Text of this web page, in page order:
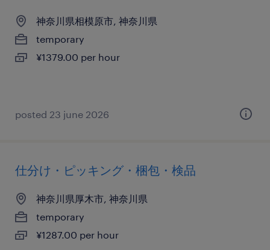
神奈川県相模原市, 神奈川県
temporary
¥1379.00 per hour
posted 23 june 2026
仕分け・ピッキング・梱包・検品
神奈川県厚木市, 神奈川県
temporary
¥1287.00 per hour